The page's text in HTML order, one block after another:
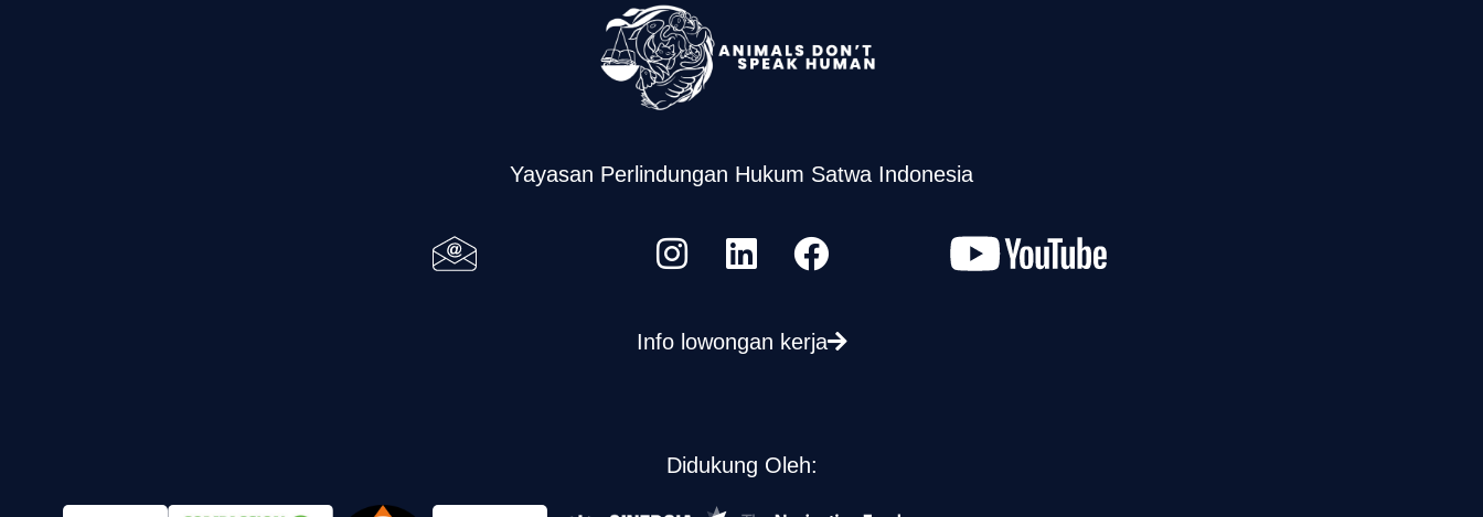
Yayasan Perlindungan Hukum Satwa Indonesia
Info lowongan kerja
Didukung Oleh: